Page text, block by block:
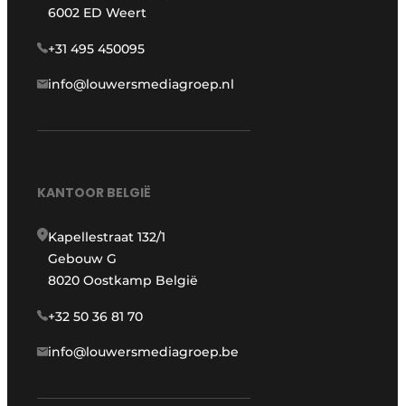
6002 ED Weert
+31 495 450095
info@louwersmediagroep.nl
KANTOOR BELGIË
Kapellestraat 132/1
Gebouw G
8020 Oostkamp België
+32 50 36 81 70
info@louwersmediagroep.be